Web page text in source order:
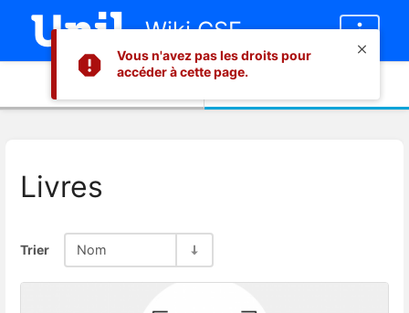
Vous n'avez pas les droits pour
accéder à cette page.
Wiki CSE
Livres
Trier Nom